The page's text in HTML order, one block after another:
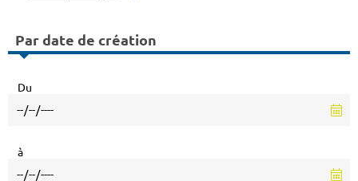
Par date de création
Du
à